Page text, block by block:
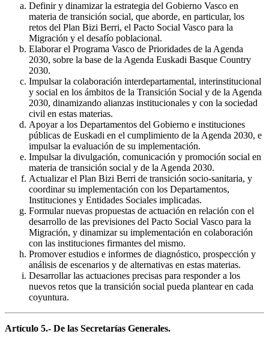
Definir y dinamizar la estrategia del Gobierno Vasco en
materia de transición social, que aborde, en particular, los
retos del Plan Bizi Berri, el Pacto Social Vasco para la
Migración y el desafío poblacional.
Elaborar el Programa Vasco de Prioridades de la Agenda
2030, sobre la base de la Agenda Euskadi Basque Country
2030.
Impulsar la colaboración interdepartamental, interinstitucional
y social en los ámbitos de la Transición Social y de la Agenda
2030, dinamizando alianzas institucionales y con la sociedad
civil en estas materias.
Apoyar a los Departamentos del Gobierno e instituciones
públicas de Euskadi en el cumplimiento de la Agenda 2030, e
impulsar la evaluación de su implementación.
Impulsar la divulgación, comunicación y promoción social en
materia de transición social y de la Agenda 2030.
Actualizar el Plan Bizi Berri de transición socio-sanitaria, y
coordinar su implementación con los Departamentos,
Instituciones y Entidades Sociales implicadas.
Formular nuevas propuestas de actuación en relación con el
desarrollo de las previsiones del Pacto Social Vasco para la
Migración, y dinamizar su implementación en colaboración
con las instituciones firmantes del mismo.
Promover estudios e informes de diagnóstico, prospección y
análisis de escenarios y de alternativas en estas materias.
Desarrollar las actuaciones precisas para responder a los
nuevos retos que la transición social pueda plantear en cada
coyuntura.
Artículo 5.- De las Secretarías Generales.